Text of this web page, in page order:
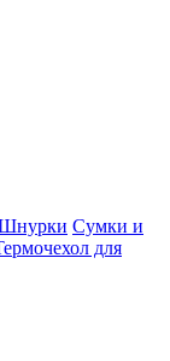
Сумки и
для